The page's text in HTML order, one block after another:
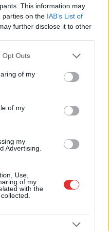
This information may
parties on the IAB’s List of
further disclose it to other
uses one or more Google
behaviour. You may click to
and its third-party tags to
purposes in below Google
Opt Outs
of my
of my
my
Advertising.
Use,
of my
with the
egyeztetett
megsegítéséről
jelezte, hogy segítene
a tószegi kerékpárgyár